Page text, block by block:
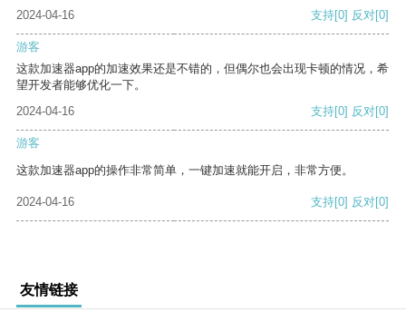
2024-04-16
支持[0] 反对[0]
游客
这款加速器app的加速效果还是不错的，但偶尔也会出现卡顿的情况，希
望开发者能够优化一下。
2024-04-16
支持[0] 反对[0]
游客
这款加速器app的操作非常简单，一键加速就能开启，非常方便。
2024-04-16 支持[0] 反对[0]
友情链接